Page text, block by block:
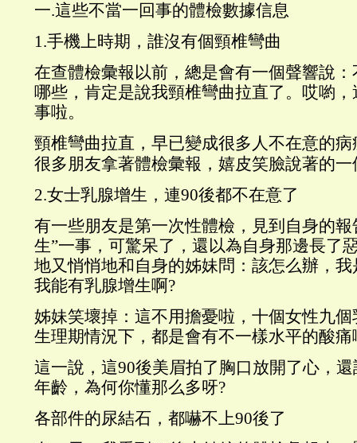
一.這些不當一回事的體檢數據信息
1.手機上時期，誰沒有個頸椎彎曲
在查體檢彙報以前，總是會有一個聲響說
哪些，肯定是說我頸椎彎曲拉直了。哎喲
事啦。
頸椎彎曲拉直，早已變成很多人不在意的病
很多朋友拿著體檢彙報，嬉皮笑臉說著的一
2.女士乳腺增生，連90後都不在意了
有一些朋友是第一次性體檢，見到自身的報
生”一事，可驚呆了，還以為自身那邊長了
地又悄悄地和自身的姊妹問：該怎么辦，
我能有乳腺增生啊?
姊妹笑壞掉：這不用擔憂啦，十個女性九
生理期情況下，都是會有不一樣水平的酸
這一說，這90後美眉拍了胸口放開了心，
年齡，為何你懂那么多呀?
各部件的尿結石，都嚇不上90後了